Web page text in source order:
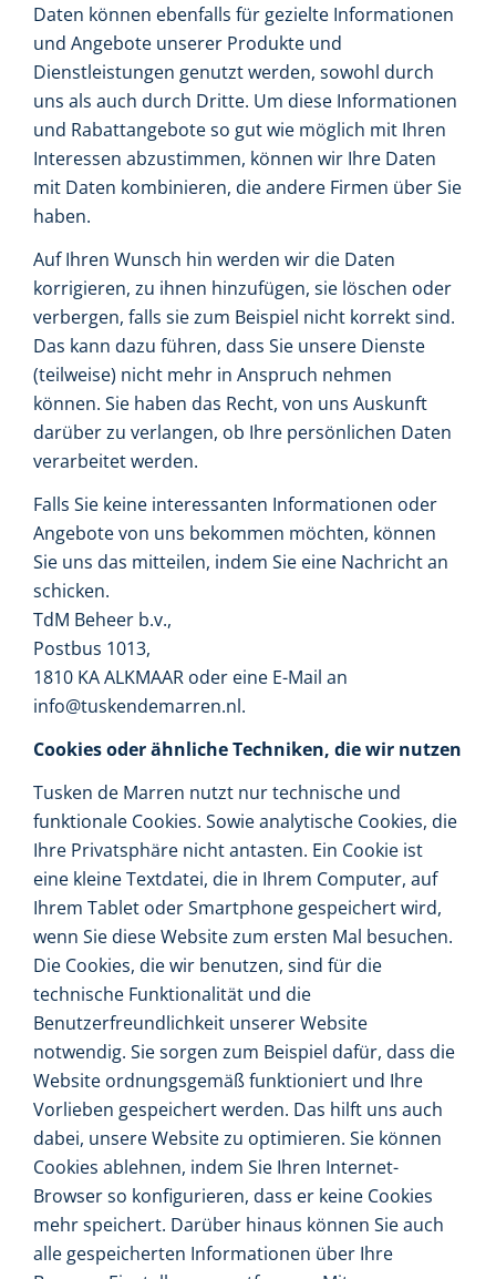
Daten können ebenfalls für gezielte Informationen
und Angebote unserer Produkte und
Dienstleistungen genutzt werden, sowohl durch
uns als auch durch Dritte. Um diese Informationen
und Rabattangebote so gut wie möglich mit Ihren
Interessen abzustimmen, können wir Ihre Daten
mit Daten kombinieren, die andere Firmen über Sie
haben.
Auf Ihren Wunsch hin werden wir die Daten
korrigieren, zu ihnen hinzufügen, sie löschen oder
verbergen, falls sie zum Beispiel nicht korrekt sind.
Das kann dazu führen, dass Sie unsere Dienste
(teilweise) nicht mehr in Anspruch nehmen
können. Sie haben das Recht, von uns Auskunft
darüber zu verlangen, ob Ihre persönlichen Daten
verarbeitet werden.
Falls Sie keine interessanten Informationen oder
Angebote von uns bekommen möchten, können
Sie uns das mitteilen, indem Sie eine Nachricht an
schicken.
TdM Beheer b.v.,
Postbus 1013,
1810 KA ALKMAAR oder eine E-Mail an
info@tuskendemarren.nl.
Cookies oder ähnliche Techniken, die wir nutzen
Tusken de Marren nutzt nur technische und
funktionale Cookies. Sowie analytische Cookies, die
Ihre Privatsphäre nicht antasten. Ein Cookie ist
eine kleine Textdatei, die in Ihrem Computer, auf
Ihrem Tablet oder Smartphone gespeichert wird,
wenn Sie diese Website zum ersten Mal besuchen.
Die Cookies, die wir benutzen, sind für die
technische Funktionalität und die
Benutzerfreundlichkeit unserer Website
notwendig. Sie sorgen zum Beispiel dafür, dass die
Website ordnungsgemäß funktioniert und Ihre
Vorlieben gespeichert werden. Das hilft uns auch
dabei, unsere Website zu optimieren. Sie können
Cookies ablehnen, indem Sie Ihren Internet-
Browser so konfigurieren, dass er keine Cookies
mehr speichert. Darüber hinaus können Sie auch
alle gespeicherten Informationen über Ihre